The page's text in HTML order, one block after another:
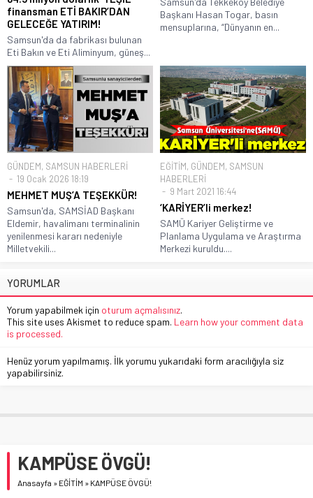
finansman ETİ BAKIR’DAN
GELECEĞE YATIRIM!
Samsun'da da fabrikası bulunan
Eti Bakın ve Eti Aliminyum, güneş...
Başkanı Hasan Togar, basın
mensuplarına, “Dünyanın en...
GÜNDEM, SAMSUN HABERLERİ
19 Ocak 2026 18:19
MEHMET MUŞ’A TEŞEKKÜR!
Samsun'da, SAMSİAD Başkanı
Eldemir, havalimanı terminalinin
yenilenmesi kararı nedeniyle
Milletvekili...
EĞİTİM, GÜNDEM, SAMSUN
HABERLERİ
9 Mart 2021 16:44
‘KARİYER’li merkez!
SAMÜ Kariyer Geliştirme ve
Planlama Uygulama ve Araştırma
Merkezi kuruldu....
YORUMLAR
Yorum yapabilmek için oturum açmalısınız.
This site uses Akismet to reduce spam. Learn how your comment data
is processed.
Henüz yorum yapılmamış. İlk yorumu yukarıdaki form aracılığıyla siz
yapabilirsiniz.
KAMPÜSE ÖVGÜ!
Anasayfa » EĞİTİM » KAMPÜSE ÖVGÜ!